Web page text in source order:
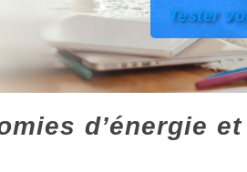
Tester
d’énergie